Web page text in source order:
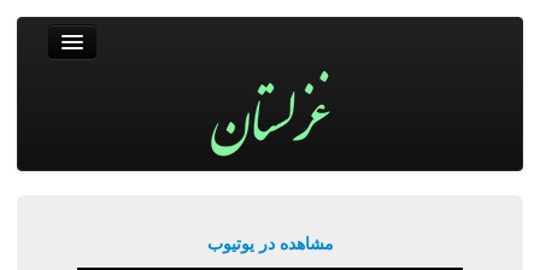
مشاهده در یوتیوب